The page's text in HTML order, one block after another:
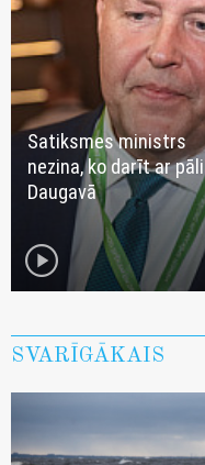
Satiksmes ministrs
nezina, ko darīt ar pāli
Daugavā
play_circle
SVARĪGĀKAIS